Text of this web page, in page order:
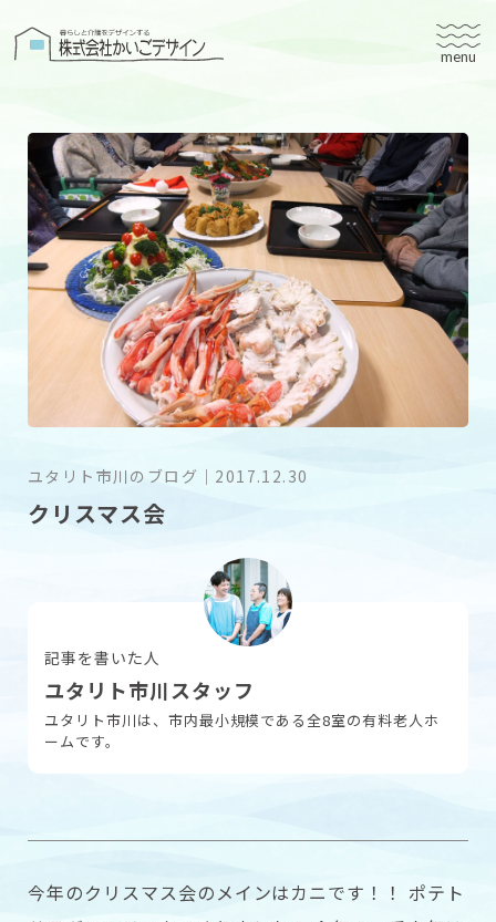
株式会社かいごデザイン
有料老人ホームユタリト
ユタリト船橋
ユタリト市川
デイサービスネスト実籾
建築設計
ブログ
採用情報
ユタリト市川のブログ ｜ 2017.12.30
クリスマス会
記事を書いた人
ユタリト市川スタッフ
ユタリト市川は、市内最小規模である全8室の有料老人ホ
ームです。
今年のクリスマス会のメインはカニです！！ ポテト